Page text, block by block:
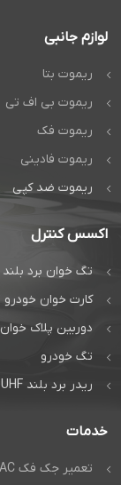
لوازم جانبی
ریموت بتا
ریموت بی اف تی
ریموت فک
ریموت فادینی
ریموت ضد کپی
اکسس کنترل
تگ خوان برد بلند
کارت خوان خودرو
دوربین پلاک خوان
تگ خودرو
ریدر برد بلند UHF
خدمات
تعمیر جک فک FAAC